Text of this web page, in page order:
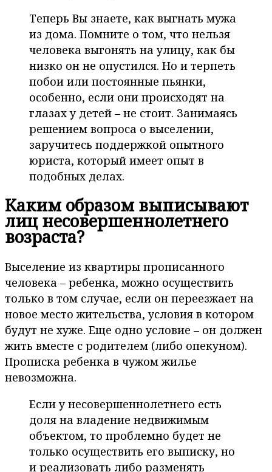
Теперь Вы знаете, как выгнать мужа
из дома. Помните о том, что нельзя
человека выгонять на улицу, как бы
низко он не опустился. Но и терпеть
побои или постоянные пьянки,
особенно, если они происходят на
глазах у детей – не стоит. Занимаясь
решением вопроса о выселении,
заручитесь поддержкой опытного
юриста, который имеет опыт в
подобных делах.
Каким образом выписывают
лиц несовершеннолетнего
возраста?
Выселение из квартиры прописанного
человека – ребенка, можно осуществить
только в том случае, если он переезжает на
новое место жительства, условия в котором
будут не хуже. Еще одно условие – он должен
жить вместе с родителем (либо опекуном).
Прописка ребенка в чужом жилье
невозможна.
Если у несовершеннолетнего есть
доля на владение недвижимым
объектом, то проблемно будет не
только осуществить его выписку, но
и реализовать либо разменять